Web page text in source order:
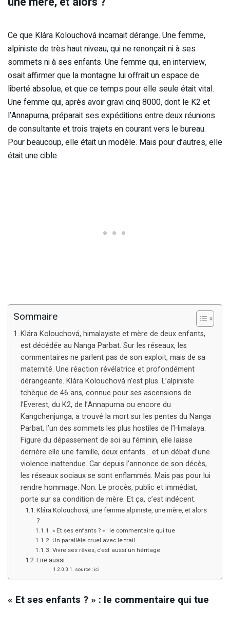
Ce que Klára Kolouchová incarnait dérange. Une femme,
alpiniste de très haut niveau, qui ne renonçait ni à ses
sommets ni à ses enfants. Une femme qui, en interview,
osait affirmer que la montagne lui offrait un espace de
liberté absolue, et que ce temps pour elle seule était vital.
Une femme qui, après avoir gravi cinq 8000, dont le K2 et
l’Annapurna, préparait ses expéditions entre deux réunions
de consultante et trois trajets en courant vers le bureau.
Pour beaucoup, elle était un modèle. Mais pour d’autres, elle
était une cible.
Sommaire
Klára Kolouchová, himalayiste et mère de deux enfants,
est décédée au Nanga Parbat. Sur les réseaux, les
commentaires ne parlent pas de son exploit, mais de sa
maternité. Une réaction révélatrice et profondément
dérangeante. Klára Kolouchová n’est plus. L’alpiniste
tchèque de 46 ans, connue pour ses ascensions de
l’Everest, du K2, de l’Annapurna ou encore du
Kangchenjunga, a trouvé la mort sur les pentes du Nanga
Parbat, l’un des sommets les plus hostiles de l’Himalaya.
Figure du dépassement de soi au féminin, elle laisse
derrière elle une famille, deux enfants… et un débat d’une
violence inattendue. Car depuis l’annonce de son décès,
les réseaux sociaux se sont enflammés. Mais pas pour lui
rendre hommage. Non. Le procès, public et immédiat,
porte sur sa condition de mère. Et ça, c’est indécent.
Klára Kolouchová, une femme alpiniste, une mère, et alors
?
« Et ses enfants ? » : le commentaire qui tue
Un parallèle cruel avec le trail
Vivre ses rêves, c’est aussi un héritage
Lire aussi
source : ici
« Et ses enfants ? » : le commentaire qui tue